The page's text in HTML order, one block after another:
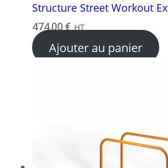
Structure Street Workout
474,00€ HT
Ajouter au panier